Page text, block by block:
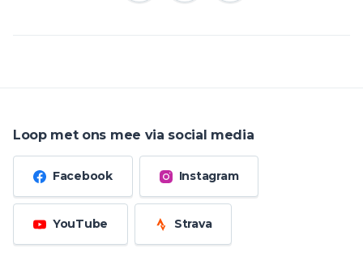
Loop met ons mee via social media
Facebook Instagram
YouTube Strava